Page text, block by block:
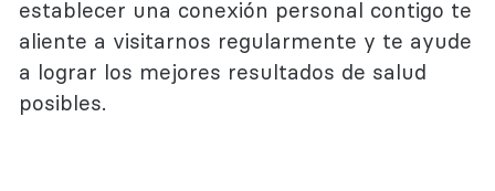
establecer una conexión personal contigo te
aliente a visitarnos regularmente y te ayude
a lograr los mejores resultados de salud
posibles.